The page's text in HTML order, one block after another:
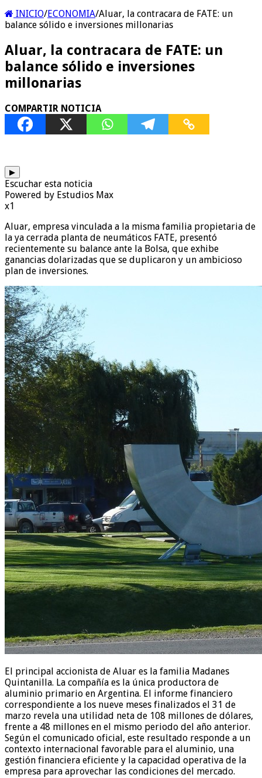
INICIO/ECONOMIA/Aluar, la contracara de FATE: un
balance sólido e inversiones millonarias
Aluar, la contracara de FATE: un
balance sólido e inversiones
millonarias
COMPARTIR NOTICIA
▶
Escuchar esta noticia
Powered by Estudios Max
x1
Aluar, empresa vinculada a la misma familia propietaria de
la ya cerrada planta de neumáticos FATE, presentó
recientemente su balance ante la Bolsa, que exhibe
ganancias dolarizadas que se duplicaron y un ambicioso
plan de inversiones.
El principal accionista de Aluar es la familia Madanes
Quintanilla. La compañía es la única productora de
aluminio primario en Argentina. El informe financiero
correspondiente a los nueve meses finalizados el 31 de
marzo revela una utilidad neta de 108 millones de dólares,
frente a 48 millones en el mismo periodo del año anterior.
Según el comunicado oficial, este resultado responde a un
contexto internacional favorable para el aluminio, una
gestión financiera eficiente y la capacidad operativa de la
empresa para aprovechar las condiciones del mercado.